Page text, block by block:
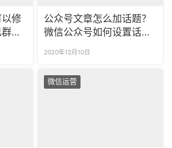
修
发
公众号文章怎么加话题？
微信公众号如何设置话题
2020年12月10日
微信运营